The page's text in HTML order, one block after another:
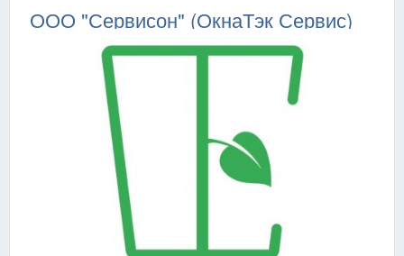
ООО "Сервисон" (ОкнаТэк Сервис)